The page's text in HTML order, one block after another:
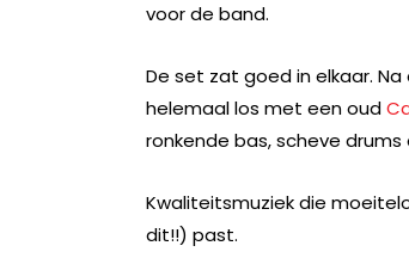
voor de band.
De set zat goed in elkaar.
helemaal los met een oud
ronkende bas, scheve
Kwaliteitsmuziek die
dit!!) past.